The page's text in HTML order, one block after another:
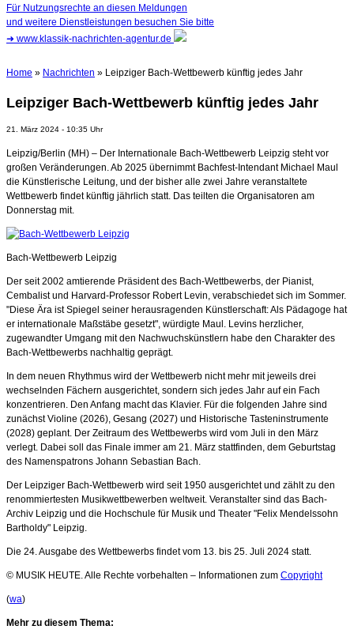
Für Nutzungsrechte an diesen Meldungen
und weitere Dienstleistungen besuchen Sie bitte
➜ www.klassik-nachrichten-agentur.de
Home » Nachrichten » Leipziger Bach-Wettbewerb künftig jedes Jahr
Leipziger Bach-Wettbewerb künftig jedes Jahr
21. März 2024 - 10:35 Uhr
Leipzig/Berlin (MH) – Der Internationale Bach-Wettbewerb Leipzig steht vor
großen Veränderungen. Ab 2025 übernimmt Bachfest-Intendant Michael Maul
die Künstlerische Leitung, und der bisher alle zwei Jahre veranstaltete
Wettbewerb findet künftig jährlich statt. Das teilten die Organisatoren am
Donnerstag mit.
Bach-Wettbewerb Leipzig
Der seit 2002 amtierende Präsident des Bach-Wettbewerbs, der Pianist,
Cembalist und Harvard-Professor Robert Levin, verabschiedet sich im Sommer.
"Diese Ära ist Spiegel seiner herausragenden Künstlerschaft: Als Pädagoge hat
er internationale Maßstäbe gesetzt", würdigte Maul. Levins herzlicher,
zugewandter Umgang mit den Nachwuchskünstlern habe den Charakter des
Bach-Wettbewerbs nachhaltig geprägt.
In dem neuen Rhythmus wird der Wettbewerb nicht mehr mit jeweils drei
wechselnden Fächern ausgerichtet, sondern sich jedes Jahr auf ein Fach
konzentrieren. Den Anfang macht das Klavier. Für die folgenden Jahre sind
zunächst Violine (2026), Gesang (2027) und Historische Tasteninstrumente
(2028) geplant. Der Zeitraum des Wettbewerbs wird vom Juli in den März
verlegt. Dabei soll das Finale immer am 21. März stattfinden, dem Geburtstag
des Namenspatrons Johann Sebastian Bach.
Der Leipziger Bach-Wettbewerb wird seit 1950 ausgerichtet und zählt zu den
renommiertesten Musikwettbewerben weltweit. Veranstalter sind das Bach-
Archiv Leipzig und die Hochschule für Musik und Theater "Felix Mendelssohn
Bartholdy" Leipzig.
Die 24. Ausgabe des Wettbewerbs findet vom 13. bis 25. Juli 2024 statt.
© MUSIK HEUTE. Alle Rechte vorbehalten – Informationen zum Copyright
(wa)
Mehr zu diesem Thema: